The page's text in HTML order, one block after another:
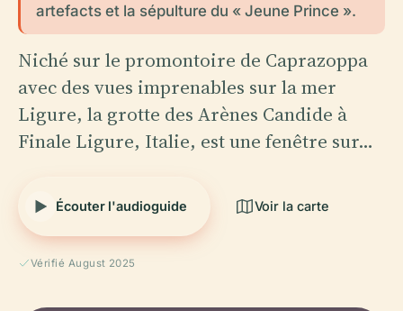
artefacts et la sépulture du « Jeune Prince ».
Niché sur le promontoire de Caprazoppa
avec des vues imprenables sur la mer
Ligure, la grotte des Arènes Candide à
Finale Ligure, Italie, est une fenêtre sur…
Écouter l'audioguide Voir la carte
Vérifié August 2025